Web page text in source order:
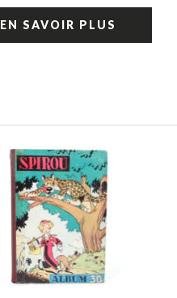
EN SAVOIR PLUS